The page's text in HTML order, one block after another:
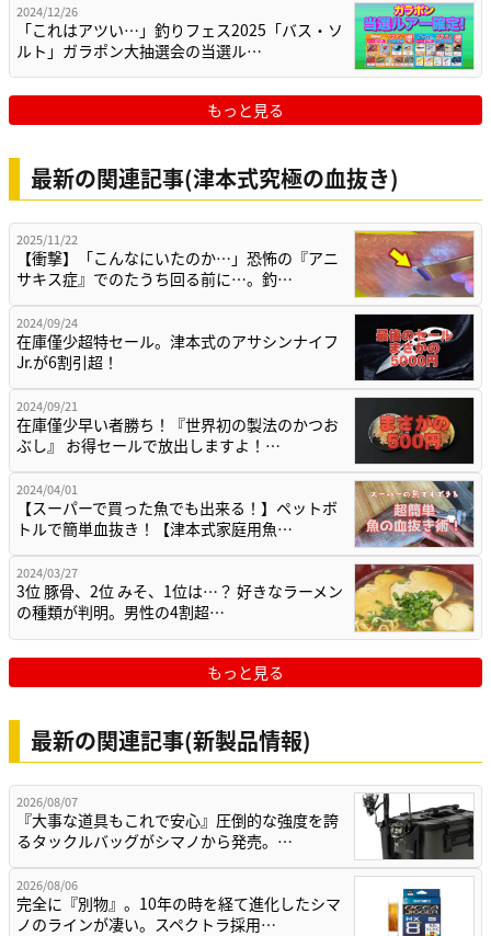
2024/12/26
「これはアツい…」釣りフェス2025「バス・ソ
ルト」ガラポン大抽選会の当選ル…
もっと見る
最新の関連記事(津本式究極の血抜き)
2025/11/22
【衝撃】「こんなにいたのか…」恐怖の『アニ
サキス症』でのたうち回る前に…。釣…
2024/09/24
在庫僅少超特セール。津本式のアサシンナイフ
Jr.が6割引超！
2024/09/21
在庫僅少早い者勝ち！『世界初の製法のかつお
ぶし』 お得セールで放出しますよ！…
2024/04/01
【スーパーで買った魚でも出来る！】ペットボ
トルで簡単血抜き！【津本式家庭用魚…
2024/03/27
3位 豚骨、2位 みそ、1位は…？ 好きなラーメン
の種類が判明。男性の4割超…
もっと見る
最新の関連記事(新製品情報)
2026/08/07
『大事な道具もこれで安心』圧倒的な強度を誇
るタックルバッグがシマノから発売。…
2026/08/06
完全に『別物』。10年の時を経て進化したシマ
ノのラインが凄い。スペクトラ採用…